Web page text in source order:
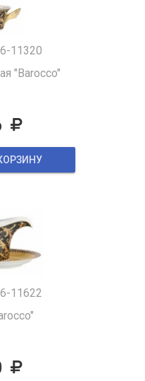
11320
"Barocco"
11622